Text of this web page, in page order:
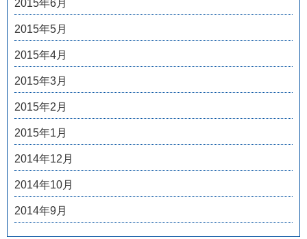
2015年6月
2015年5月
2015年4月
2015年3月
2015年2月
2015年1月
2014年12月
2014年10月
2014年9月